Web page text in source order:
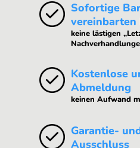
Sofortige
vereinbarten
keine lästigen
Kostenlose
Abmeldung
keinen Aufwand
Garantie-
Ausschluss